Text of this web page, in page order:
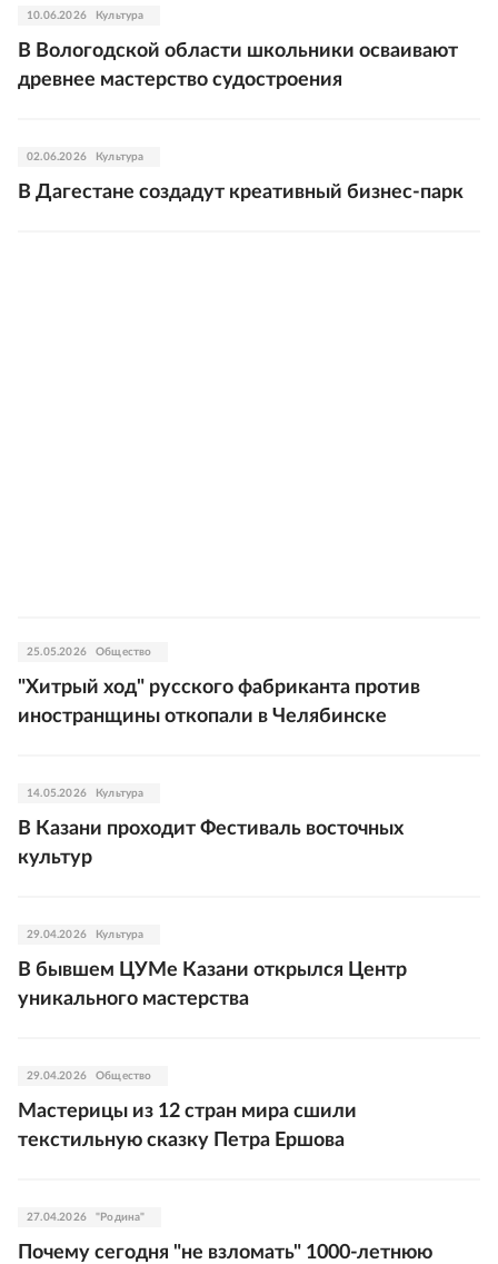
10.06.2026 Культура
В Вологодской области школьники осваивают
древнее мастерство судостроения
02.06.2026 Культура
В Дагестане создадут креативный бизнес-парк
25.05.2026 Общество
"Хитрый ход" русского фабриканта против
иностранщины откопали в Челябинске
14.05.2026 Культура
В Казани проходит Фестиваль восточных
культур
29.04.2026 Культура
В бывшем ЦУМе Казани открылся Центр
уникального мастерства
29.04.2026 Общество
Мастерицы из 12 стран мира сшили
текстильную сказку Петра Ершова
27.04.2026 "Родина"
Почему сегодня "не взломать" 1000-летнюю